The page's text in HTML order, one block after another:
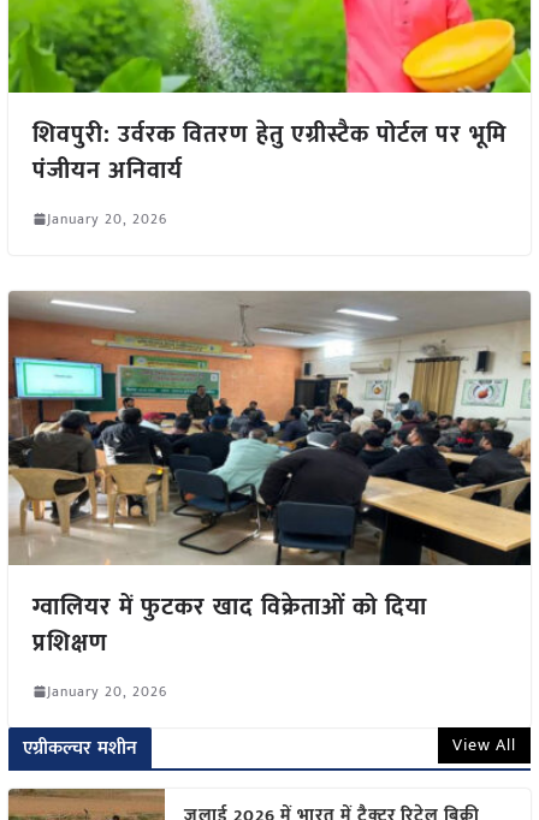
शिवपुरी: उर्वरक वितरण हेतु एग्रीस्टैक पोर्टल पर भूमि
पंजीयन अनिवार्य
January 20, 2026
ग्वालियर में फुटकर खाद विक्रेताओं को दिया
प्रशिक्षण
January 20, 2026
एग्रीकल्चर मशीन View All